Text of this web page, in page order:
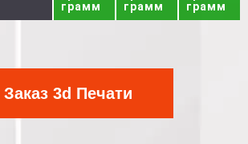
грамм
грамм
грамм
Заказ 3d Печати